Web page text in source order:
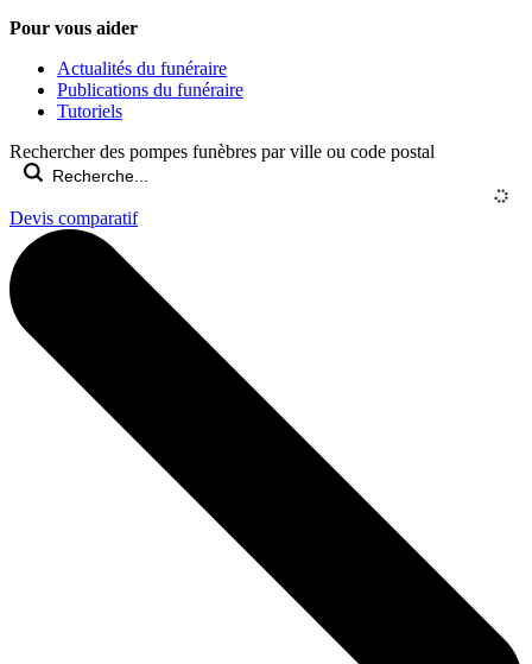
Pour vous aider
Actualités du funéraire
Publications du funéraire
Tutoriels
Rechercher des pompes funèbres par ville ou code postal
Devis comparatif